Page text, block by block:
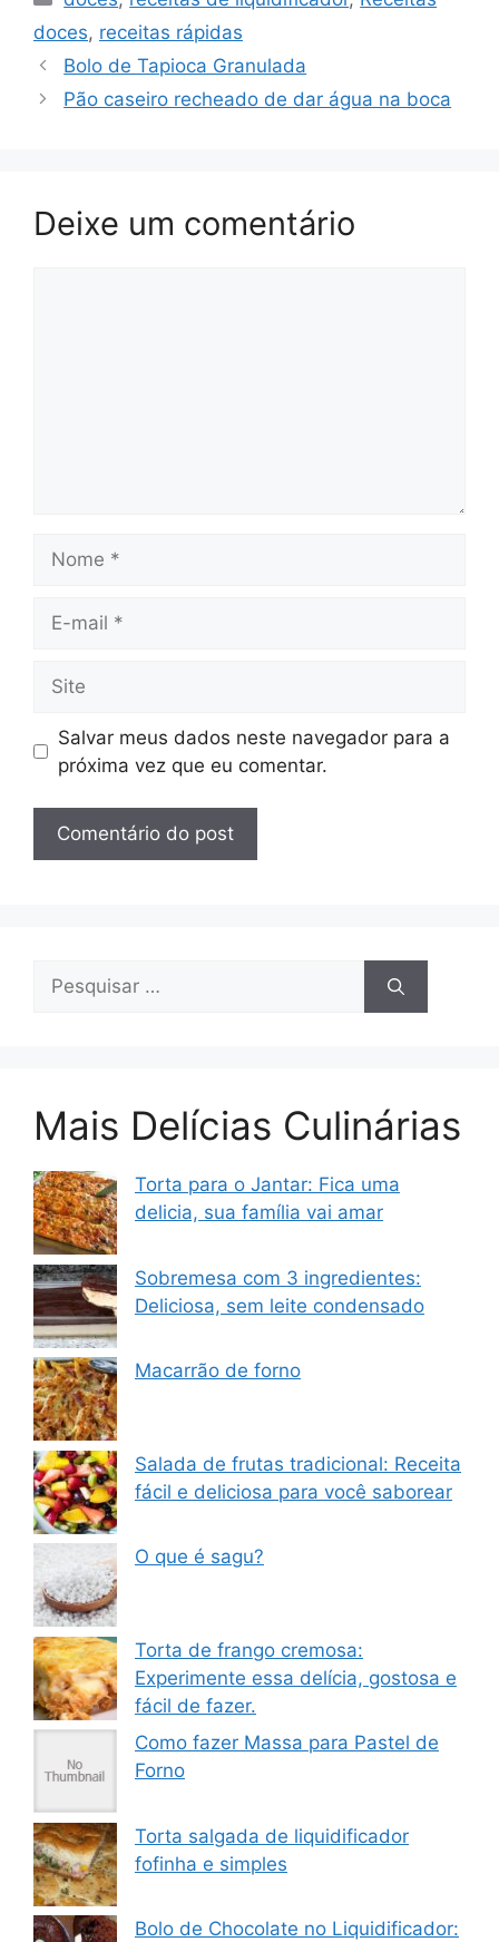
doces, receitas rápidas
Bolo de Tapioca Granulada
Pão caseiro recheado de dar água na boca
Deixe um comentário
mail
Salvar meus dados neste navegador para a
próxima vez que eu comentar.
Pesquisar
Mais Delícias Culinárias
Torta para o Jantar: Fica uma
delicia, sua família vai amar
Sobremesa com 3 ingredientes:
Deliciosa, sem leite condensado
Macarrão de forno
Salada de frutas tradicional: Receita
fácil e deliciosa para você saborear
O que é sagu?
Torta de frango cremosa:
Experimente essa delícia, gostosa e
fácil de fazer.
Como fazer Massa para Pastel de
Forno
Torta salgada de liquidificador
fofinha e simples
Bolo de Chocolate no Liquidificador: